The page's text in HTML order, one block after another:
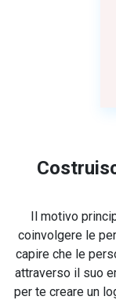
Il motivo
coinvolgere le
capire che le
attraverso il suo
per te creare un